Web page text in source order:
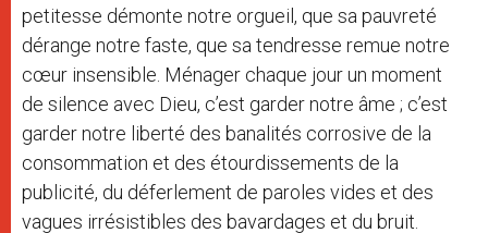
petitesse démonte notre orgueil, que sa pauvreté
dérange notre faste, que sa tendresse remue notre
cœur insensible. Ménager chaque jour un moment
de silence avec Dieu, c’est garder notre âme ; c’est
garder notre liberté des banalités corrosive de la
consommation et des étourdissements de la
publicité, du déferlement de paroles vides et des
vagues irrésistibles des bavardages et du bruit.